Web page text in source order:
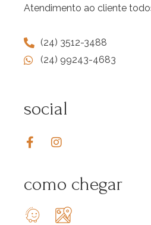
Atendimento ao cliente
(24) 3512-3488
(24) 99243-4683
social
como chegar